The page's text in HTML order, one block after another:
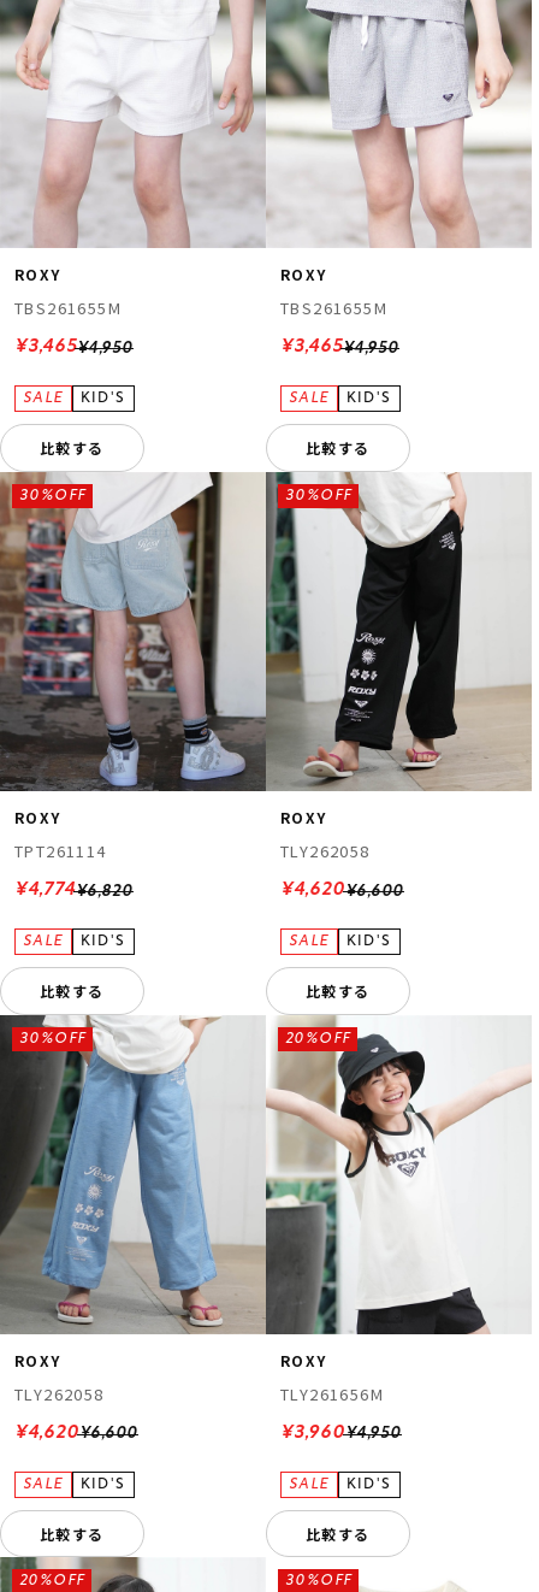
ROXY
TBS261655M
¥4,950
¥3,465
比較する
ROXY
TBS261655M
¥4,950
¥3,465
比較する
ROXY
TPT261114
¥6,820
30%OFF
¥4,774
比較する
ROXY
TLY262058
¥6,600
30%OFF
¥4,620
比較する
ROXY
TLY262058
¥6,600
30%OFF
¥4,620
比較する
ROXY
TLY261656M
¥4,950
20%OFF
¥3,960
比較する
20%OFF 30%OFF